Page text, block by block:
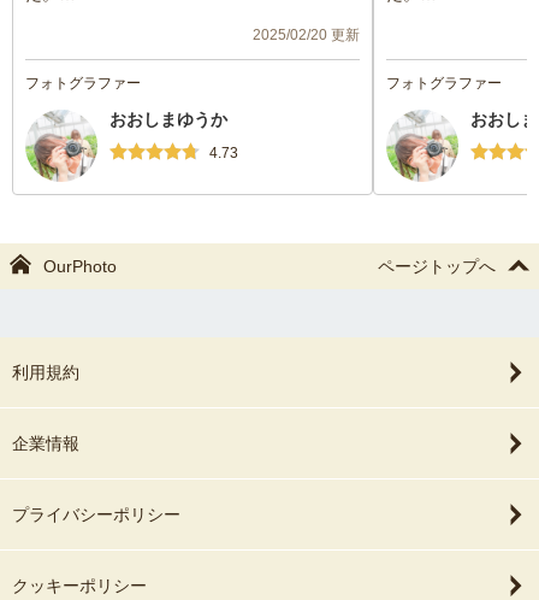
ったのですが、風が吹きやんだときにシャ
ッターチャンスを逃さず、自然な笑顔の写
車の移動範囲であれば旅先での撮影もして
いただけるので、いい写真を残しておきた
い方にはお勧めだと思います。
2025/02/20 更新
フォトグラファー
おおしまゆうか
4.73
ッターチャンスを
車の移動範囲であ
いただけるので、
い方にはお勧めだ
フォトグラファー
おおし
OurPhoto ページトップへ
利用規約
企業情報
プライバシーポリシー
クッキーポリシー